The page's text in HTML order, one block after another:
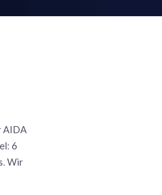
AIDA
6
Wir